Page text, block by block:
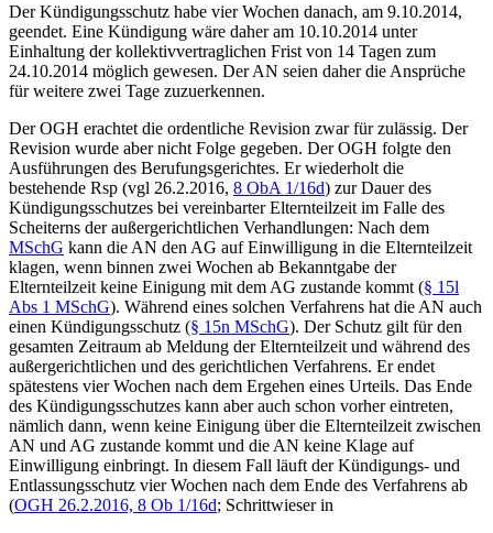
Der Kündigungsschutz habe vier Wochen danach, am 9.10.2014,
geendet. Eine Kündigung wäre daher am 10.10.2014 unter
Einhaltung der kollektivvertraglichen Frist von 14 Tagen zum
24.10.2014 möglich gewesen. Der AN seien daher die Ansprüche
für weitere zwei Tage zuzuerkennen.
Der OGH erachtet die ordentliche Revision zwar für zulässig. Der
Revision wurde aber nicht Folge gegeben. Der OGH folgte den
Ausführungen des Berufungsgerichtes. Er wiederholt die
bestehende Rsp (vgl 26.2.2016, 8 ObA 1/16d) zur Dauer des
Kündigungsschutzes bei vereinbarter Elternteilzeit im Falle des
Scheiterns der außergerichtlichen Verhandlungen: Nach dem
MSchG kann die AN den AG auf Einwilligung in die Elternteilzeit
klagen, wenn binnen zwei Wochen ab Bekanntgabe der
Elternteilzeit keine Einigung mit dem AG zustande kommt (§ 15l
Abs 1 MSchG). Während eines solchen Verfahrens hat die AN auch
einen Kündigungsschutz (§ 15n MSchG). Der Schutz gilt für den
gesamten Zeitraum ab Meldung der Elternteilzeit und während des
außergerichtlichen und des gerichtlichen Verfahrens. Er endet
spätestens vier Wochen nach dem Ergehen eines Urteils. Das Ende
des Kündigungsschutzes kann aber auch schon vorher eintreten,
nämlich dann, wenn keine Einigung über die Elternteilzeit zwischen
AN und AG zustande kommt und die AN keine Klage auf
Einwilligung einbringt. In diesem Fall läuft der Kündigungs- und
Entlassungsschutz vier Wochen nach dem Ende des Verfahrens ab
(OGH 26.2.2016, 8 Ob 1/16d; Schrittwieserin